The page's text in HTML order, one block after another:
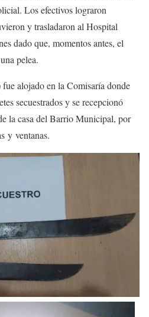
Los efectivos lograron
y trasladaron al Hospital
dado que, momentos antes, el
pelea.
alojado en la Comisaría donde
secuestrados y se recepcionó
la casa del Barrio Municipal, por
y ventanas.